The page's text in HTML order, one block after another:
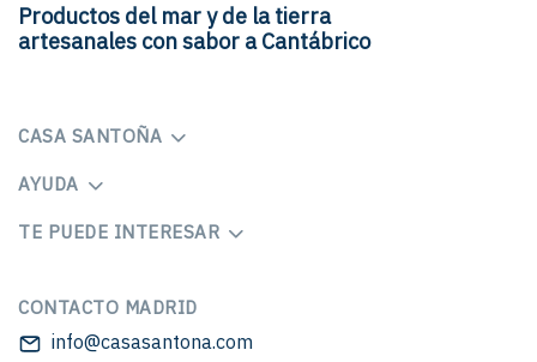
Productos del mar y de la tierra
artesanales con sabor a Cantábrico
CASA SANTOÑA
AYUDA
TE PUEDE INTERESAR
CONTACTO MADRID
info@casasantona.com